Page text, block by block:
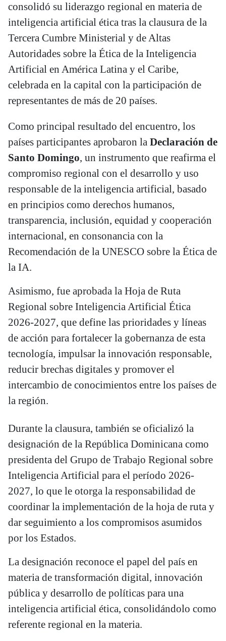
consolidó su liderazgo regional en materia de
inteligencia artificial ética tras la clausura de la
Tercera Cumbre Ministerial y de Altas
Autoridades sobre la Ética de la Inteligencia
Artificial en América Latina y el Caribe,
celebrada en la capital con la participación de
representantes de más de 20 países.
Como principal resultado del encuentro, los
países participantes aprobaron la Declaración de
Santo Domingo, un instrumento que reafirma el
compromiso regional con el desarrollo y uso
responsable de la inteligencia artificial, basado
en principios como derechos humanos,
transparencia, inclusión, equidad y cooperación
internacional, en consonancia con la
Recomendación de la UNESCO sobre la Ética de
la IA.
Asimismo, fue aprobada la Hoja de Ruta
Regional sobre Inteligencia Artificial Ética
2026-2027, que define las prioridades y líneas
de acción para fortalecer la gobernanza de esta
tecnología, impulsar la innovación responsable,
reducir brechas digitales y promover el
intercambio de conocimientos entre los países de
la región.
Durante la clausura, también se oficializó la
designación de la República Dominicana como
presidenta del Grupo de Trabajo Regional sobre
Inteligencia Artificial para el período 2026-
2027, lo que le otorga la responsabilidad de
coordinar la implementación de la hoja de ruta y
dar seguimiento a los compromisos asumidos
por los Estados.
La designación reconoce el papel del país en
materia de transformación digital, innovación
pública y desarrollo de políticas para una
inteligencia artificial ética, consolidándolo como
referente regional en la materia.